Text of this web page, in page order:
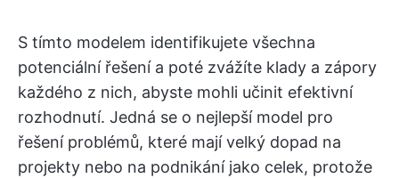
S tímto modelem identifikujete všechna
potenciální řešení a poté zvážíte klady a zápory
každého z nich, abyste mohli učinit efektivní
rozhodnutí. Jedná se o nejlepší model pro
řešení problémů, které mají velký dopad na
projekty nebo na podnikání jako celek, protože